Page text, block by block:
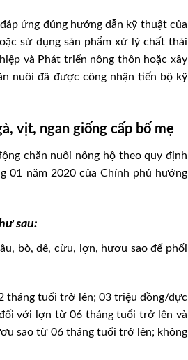
ứng đúng hướng dẫn kỹ thuật của
sử dụng sản phẩm xử lý chất thải
và Phát triển nông thôn hoặc xây
nuôi đã được công nhận tiến bộ kỹ
vịt, ngan giống cấp bố mẹ
chăn nuôi nông hộ theo quy định
01 năm 2020 của Chính phủ hướng
sau:
bò, dê, cừu, lợn, hươu sao để phối
tháng tuổi trở lên; 03 triệu đồng/đực
với lợn từ 06 tháng tuổi trở lên và
sao từ 06 tháng tuổi trở lên; không